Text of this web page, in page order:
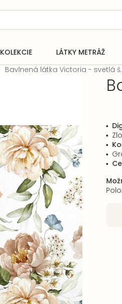
KOLEKCIE LÁTKY METRÁŽ
Bavlnená látka Victoria - svetlá
0,0